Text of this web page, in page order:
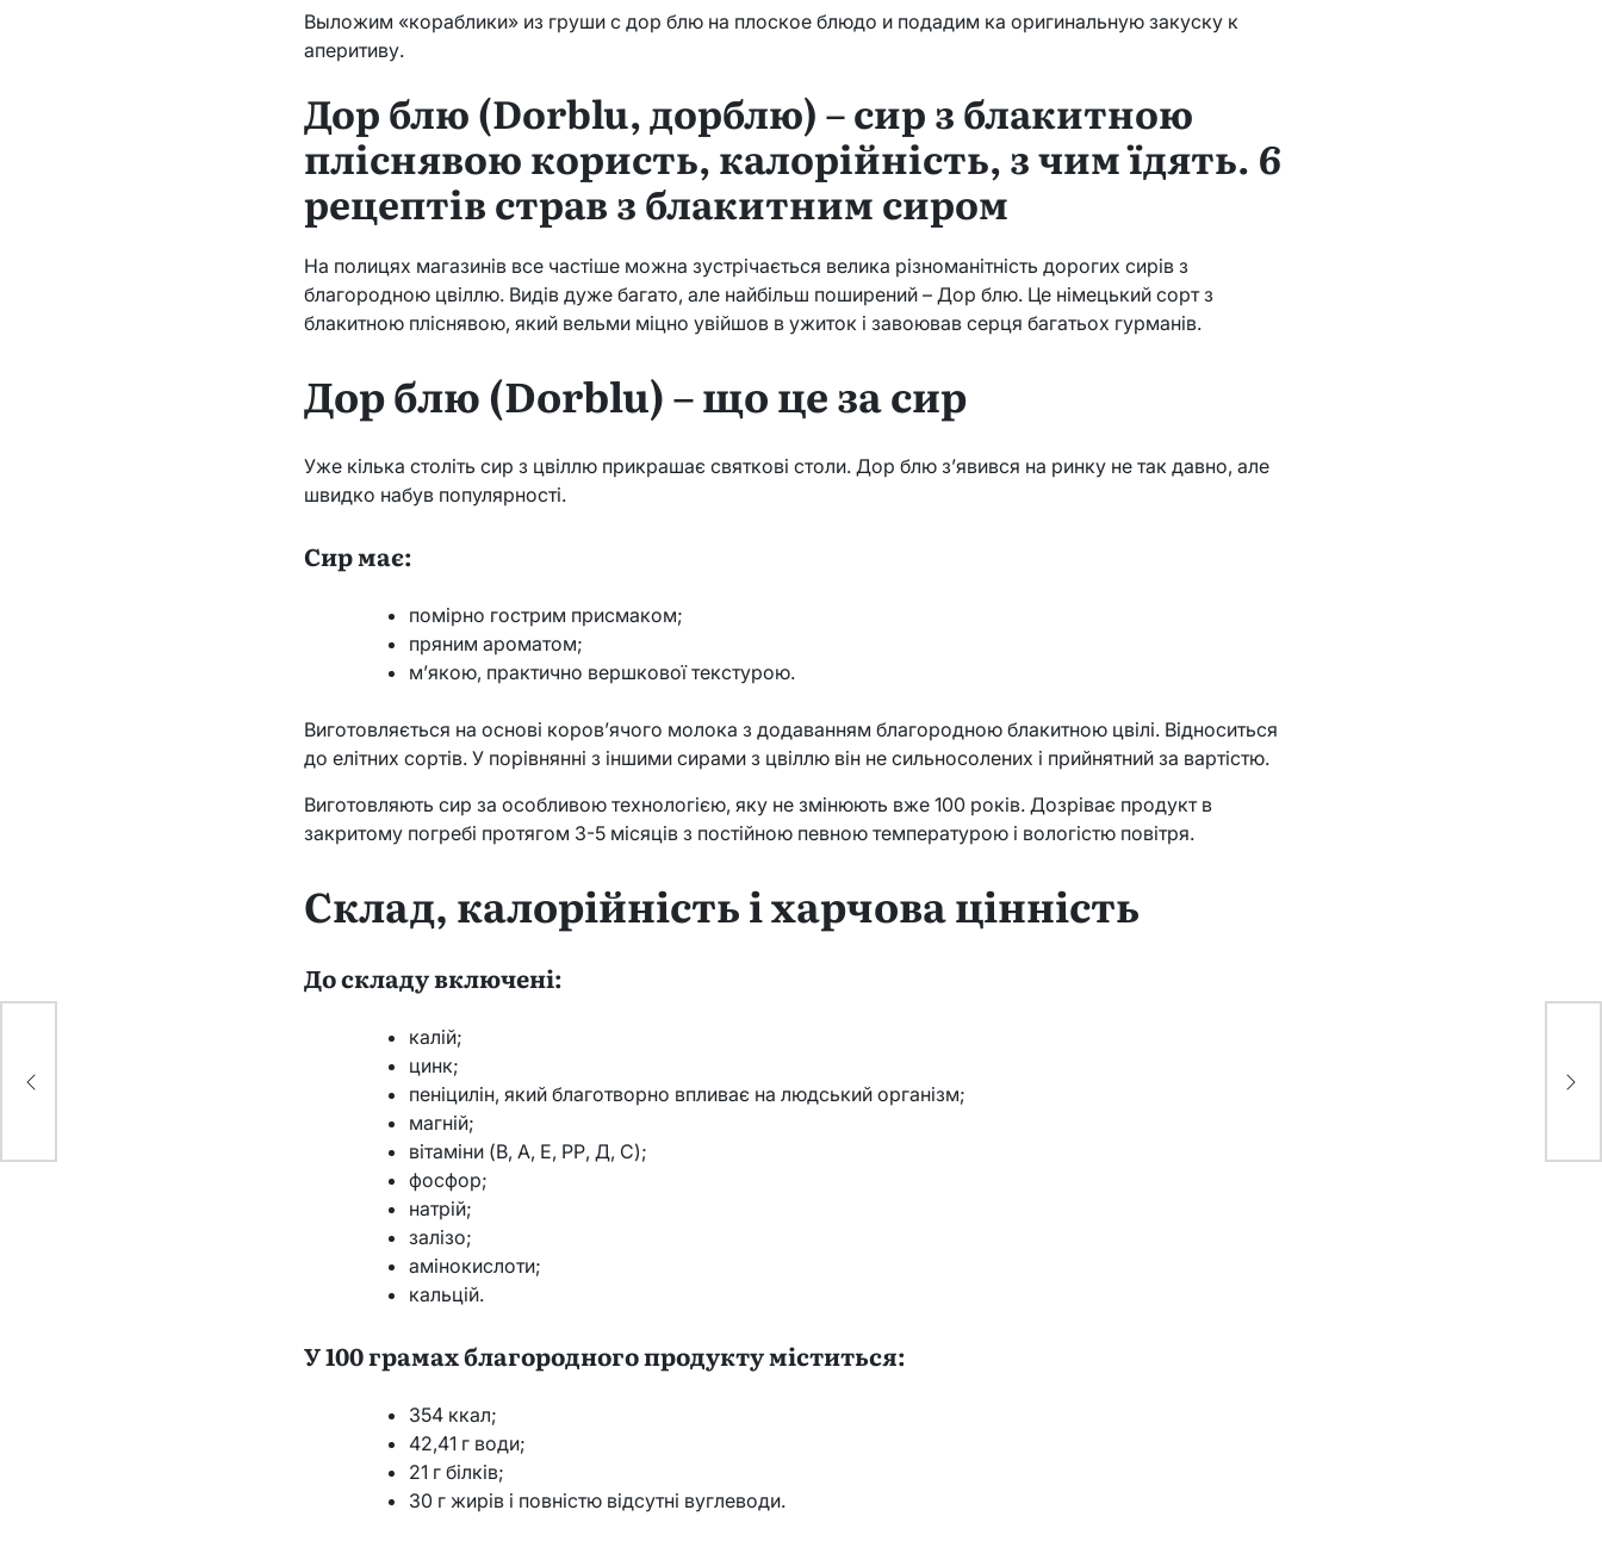
Выложим «кораблики» из груши с дор блю на плоское блюдо и подадим ка оригинальную закуску к
аперитиву.
Дор блю (Dorblu, дорблю) – сир з блакитною
пліснявою користь, калорійність, з чим їдять. 6
рецептів страв з блакитним сиром
На полицях магазинів все частіше можна зустрічається велика різноманітність дорогих сирів з
благородною цвіллю. Видів дуже багато, але найбільш поширений – Дор блю. Це німецький сорт з
блакитною пліснявою, який вельми міцно увійшов в ужиток і завоював серця багатьох гурманів.
Дор блю (Dorblu) – що це за сир
Уже кілька століть сир з цвіллю прикрашає святкові столи. Дор блю з’явився на ринку не так давно, але
швидко набув популярності.
Сир має:
помірно гострим присмаком;
пряним ароматом;
м’якою, практично вершкової текстурою.
Виготовляється на основі коров’ячого молока з додаванням благородною блакитною цвілі. Відноситься
до елітних сортів. У порівнянні з іншими сирами з цвіллю він не сильносолених і прийнятний за вартістю.
Виготовляють сир за особливою технологією, яку не змінюють вже 100 років. Дозріває продукт в
закритому погребі протягом 3-5 місяців з постійною певною температурою і вологістю повітря.
Склад, калорійність і харчова цінність
До складу включені:
калій;
цинк;
пеніцилін, який благотворно впливає на людський організм;
магній;
вітаміни (В, А, Е, РР, Д, С);
фосфор;
натрій;
залізо;
амінокислоти;
кальцій.
У 100 грамах благородного продукту міститься:
354 ккал;
42,41 г води;
21 г білків;
30 г жирів і повністю відсутні вуглеводи.